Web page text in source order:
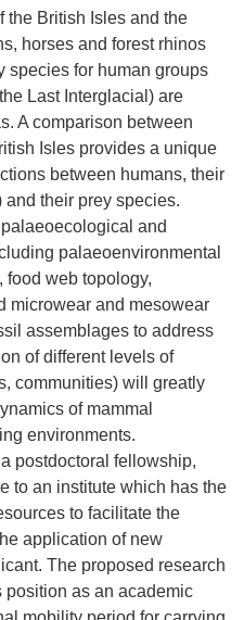
the British Isles and the
horses and forest rhinos
species for human groups
Last Interglacial) are
A comparison between
Isles provides a unique
between humans, their
their prey species.
and
palaeoenvironmental
web topology,
microwear and mesowear
assemblages to address
of different levels of
communities) will greatly
of mammal
environments.
postdoctoral fellowship,
to an institute which has the
to facilitate the
application of new
The proposed research
position as an academic